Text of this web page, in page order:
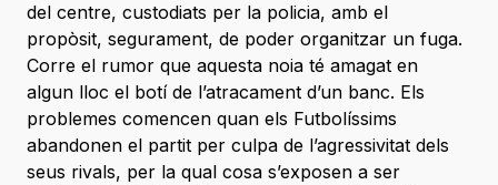
del centre, custodiats per la policia, amb el
propòsit, segurament, de poder organitzar un fuga.
Corre el rumor que aquesta noia té amagat en
algun lloc el botí de l’atracament d’un banc. Els
problemes comencen quan els Futbolíssims
abandonen el partit per culpa de l’agressivitat dels
seus rivals, per la qual cosa s’exposen a ser